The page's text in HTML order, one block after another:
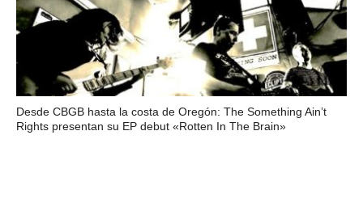
Desde CBGB hasta la costa de Oregón: The Something Ain’t
Rights presentan su EP debut «Rotten In The Brain»